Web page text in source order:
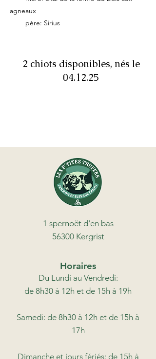
agneaux
père: Sirius
2 chiots disponibles, nés le
04.12.25
1 spernoët d'en bas
56300 Kergrist
Horaires
Du Lundi au Vendredi:
de 8h30 à 12h et de 15h à 19h
Samedi: de 8h30 à 12h et de 15h à
17h
Dimanche et jours fériés: de 15h à